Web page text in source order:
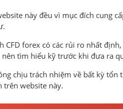
dài đà tăng
thức được chấp thuận IPO
miếng điều chỉnh giảm
Insider’s Guide to Trading
này đều vì mục đích cung
CFD forex có các rủi ro nhất
tìm hiểu kỹ trước khi đưa ra
chịu trách nhiệm về bất kỳ tổn
trên website này.